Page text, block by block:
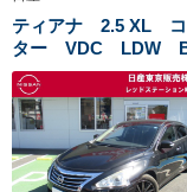
サイズ
ホ
ティアナ 2.5 XL コ
ター VDC LDW
ETC